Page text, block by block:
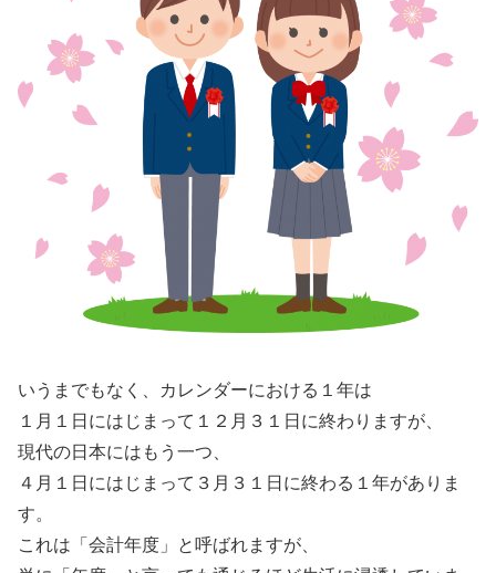
いうまでもなく、カレンダーにおける１年は
１月１日にはじまって１２月３１日に終わりますが、
現代の日本にはもう一つ、
４月１日にはじまって３月３１日に終わる１年がありま
す。
これは「会計年度」と呼ばれますが、